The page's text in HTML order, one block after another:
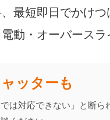
最短即日でかけ
動・オーバース
ッターも
は対応できない」と断ら